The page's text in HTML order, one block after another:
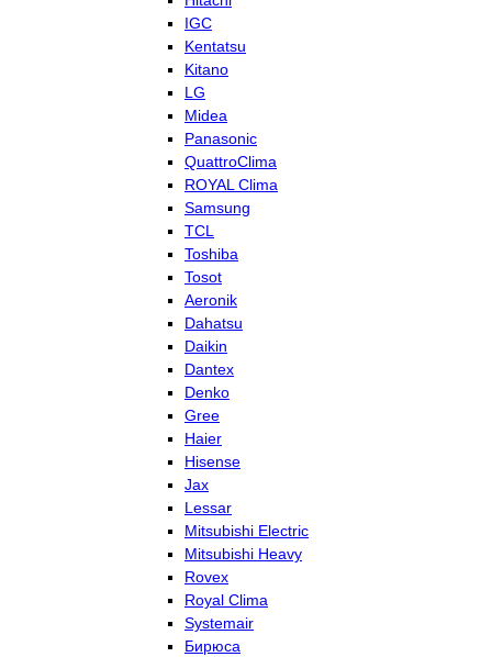
IGC
Kentatsu
Kitano
LG
Midea
Panasonic
QuattroClima
ROYAL Clima
Samsung
TCL
Toshiba
Tosot
Aeronik
Dahatsu
Daikin
Dantex
Denko
Gree
Haier
Hisense
Jax
Lessar
Mitsubishi Electric
Mitsubishi Heavy
Rovex
Royal Clima
Systemair
Бирюса